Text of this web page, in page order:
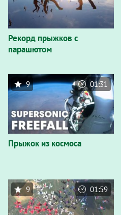
Рекорд прыжков с
парашютом
Прыжок из космоса
9 01:31
9 01:59